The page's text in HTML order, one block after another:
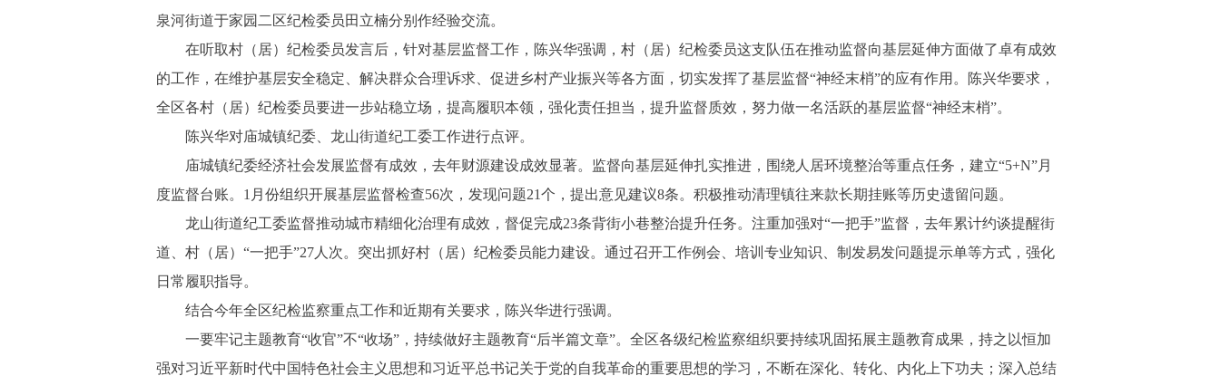
泉河街道于家园二区纪检委员田立楠分别作经验交流。
在听取村（居）纪检委员发言后，针对基层监督工作，陈兴华强调，村（居）纪检委员这支队伍在推动监督向基层延伸方面做了卓有成效
的工作，在维护基层安全稳定、解决群众合理诉求、促进乡村产业振兴等各方面，切实发挥了基层监督“神经末梢”的应有作用。陈兴华要求，
全区各村（居）纪检委员要进一步站稳立场，提高履职本领，强化责任担当，提升监督质效，努力做一名活跃的基层监督“神经末梢”。
陈兴华对庙城镇纪委、龙山街道纪工委工作进行点评。
庙城镇纪委经济社会发展监督有成效，去年财源建设成效显著。监督向基层延伸扎实推进，围绕人居环境整治等重点任务，建立“5+N”月
度监督台账。1月份组织开展基层监督检查56次，发现问题21个，提出意见建议8条。积极推动清理镇往来款长期挂账等历史遗留问题。
龙山街道纪工委监督推动城市精细化治理有成效，督促完成23条背街小巷整治提升任务。注重加强对“一把手”监督，去年累计约谈提醒街
道、村（居）“一把手”27人次。突出抓好村（居）纪检委员能力建设。通过召开工作例会、培训专业知识、制发易发问题提示单等方式，强化
日常履职指导。
结合今年全区纪检监察重点工作和近期有关要求，陈兴华进行强调。
一要牢记主题教育“收官”不“收场”，持续做好主题教育“后半篇文章”。全区各级纪检监察组织要持续巩固拓展主题教育成果，持之以恒加
强对习近平新时代中国特色社会主义思想和习近平总书记关于党的自我革命的重要思想的学习，不断在深化、转化、内化上下功夫；深入总结